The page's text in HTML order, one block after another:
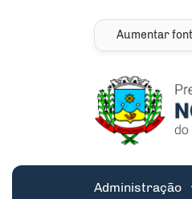
Seção
Ir para o
Ir para o
Aumentar
Administração